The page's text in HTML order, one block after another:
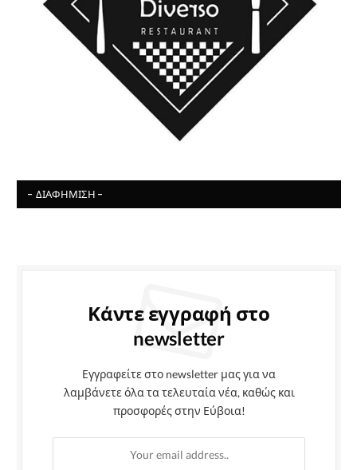
- ΔΙΑΦΉΜΙΣΗ -
Κάντε εγγραφή στο
newsletter
Εγγραφείτε στο newsletter μας για να
λαμβάνετε όλα τα τελευταία νέα, καθώς και
προσφορές στην Εύβοια!